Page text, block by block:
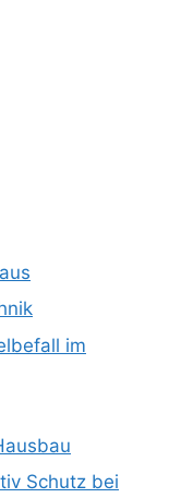
im
Schutz bei